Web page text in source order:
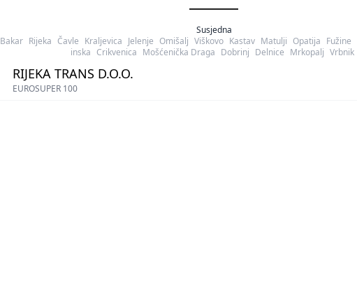
Susjedna
Bakar Rijeka Čavle Kraljevica Jelenje Omišalj Viškovo Kastav Matulji Opatija Fužine
inska Crikvenica Mošćenička Draga Dobrinj Delnice Mrkopalj Vrbnik
RIJEKA TRANS D.O.O.
EUROSUPER 100